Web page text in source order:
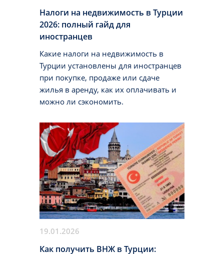
Налоги на недвижимость в Турции
2026: полный гайд для
иностранцев
Какие налоги на недвижимость в
Турции установлены для иностранцев
при покупке, продаже или сдаче
жилья в аренду, как их оплачивать и
можно ли сэкономить.
19.01.2026
Как получить ВНЖ в Турции: